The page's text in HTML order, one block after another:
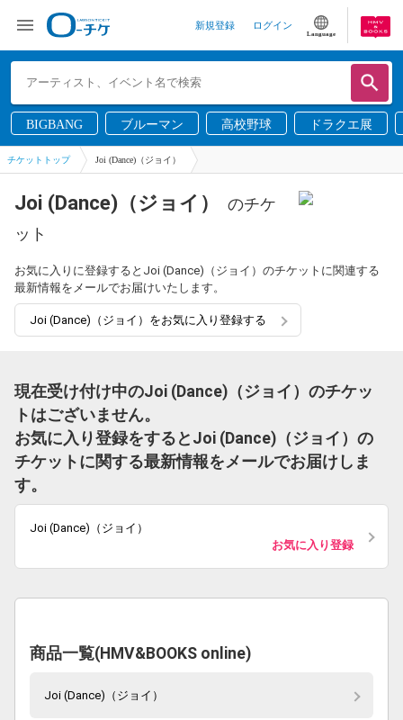
新規登録 ログイン
Language
BIGBANG ブルーマン 高校野球 ドラクエ展
チケットトップ Joi (Dance)（ジョイ）
Joi (Dance)（ジョイ）
のチケ
ット
お気に入りに登録するとJoi (Dance)（ジョイ）のチケットに関連する
最新情報をメールでお届けいたします。
Joi (Dance)（ジョイ）をお気に入り登録する
現在受け付け中のJoi (Dance)（ジョイ）のチケッ
トはございません。
お気に入り登録をするとJoi (Dance)（ジョイ）の
チケットに関する最新情報をメールでお届けしま
す。
Joi (Dance)（ジョイ）
お気に入り登録
商品一覧(HMV&BOOKS online)
Joi (Dance)（ジョイ）